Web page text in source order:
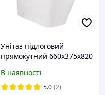
Унітаз підлоговий
прямокутний 660x375x820
close/ Quick relase
SMWC6688
В наявності
5.0 (2)